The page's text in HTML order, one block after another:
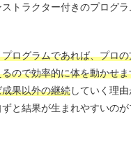
トラクター付きのプログラ
ログラムであれば、プロ
ので効率的に体を動かせ
果以外の継続していく理
と結果が生まれやすいの